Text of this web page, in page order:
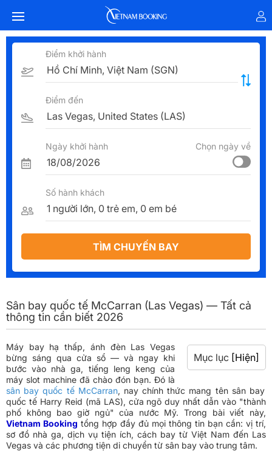
Điểm khởi hành
Điểm đến
Ngày khởi hành Chọn ngày về
Số hành khách
TÌM CHUYẾN BAY
Sân bay quốc tế McCarran (Las Vegas) — Tất cả
thông tin cần biết 2026
Mục lục [Hiện]
Máy bay hạ thấp, ánh đèn Las Vegas
bừng sáng qua cửa sổ — và ngay khi
bước vào nhà ga, tiếng leng keng của
máy slot machine đã chào đón bạn. Đó là
sân bay quốc tế McCarran, nay chính thức mang tên sân bay
quốc tế Harry Reid (mã LAS), cửa ngõ duy nhất dẫn vào "thành
phố không bao giờ ngủ" của nước Mỹ. Trong bài viết này,
Vietnam Booking tổng hợp đầy đủ mọi thông tin bạn cần: vị trí,
sơ đồ nhà ga, dịch vụ tiện ích, cách bay từ Việt Nam đến Las
Vegas và các phương tiện di chuyển từ sân bay vào trung tâm.